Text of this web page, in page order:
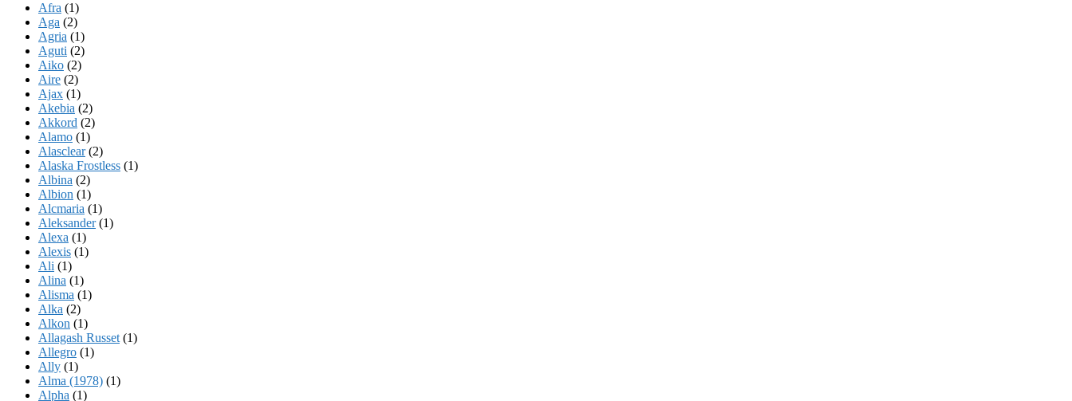
Afra (1)
Aga (2)
Agria (1)
Aguti (2)
Aiko (2)
Aire (2)
Ajax (1)
Akebia (2)
Akkord (2)
Alamo (1)
Alasclear(2)
Alaska Frostless (1)
Albina (2)
Albion (1)
Alcmaria (1)
Aleksander(1)
Alexa (1)
Alexis (1)
Ali (1)
Alina (1)
Alisma (1)
Alka (2)
Alkon (1)
Allagash Russet (1)
Allegro (1)
Ally (1)
Alma (1978) (1)
Alpha (1)